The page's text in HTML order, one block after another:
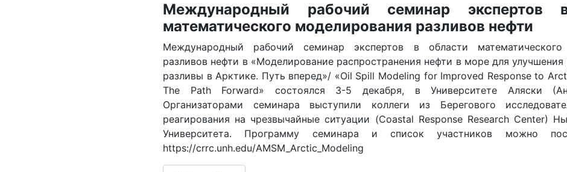
Международный рабочий семинар экспертов
математического моделирования разливов нефти
Международный рабочий семинар экспертов в области математического
разливов нефти в «Моделирование распространения нефти в море для улучшения
разливы в Арктике. Путь вперед»/ «Oil Spill Modeling for Improved Response to
The Path Forward» состоялся 3-5 декабря, в Университете Аляски
Организаторами семинара выступили коллеги из Берегового
реагирования на чрезвычайные ситуации (Coastal Response Research Сenter)
Университета. Программу семинара и список участников можно
https://crrc.unh.edu/AMSM_Arctic_Modeling